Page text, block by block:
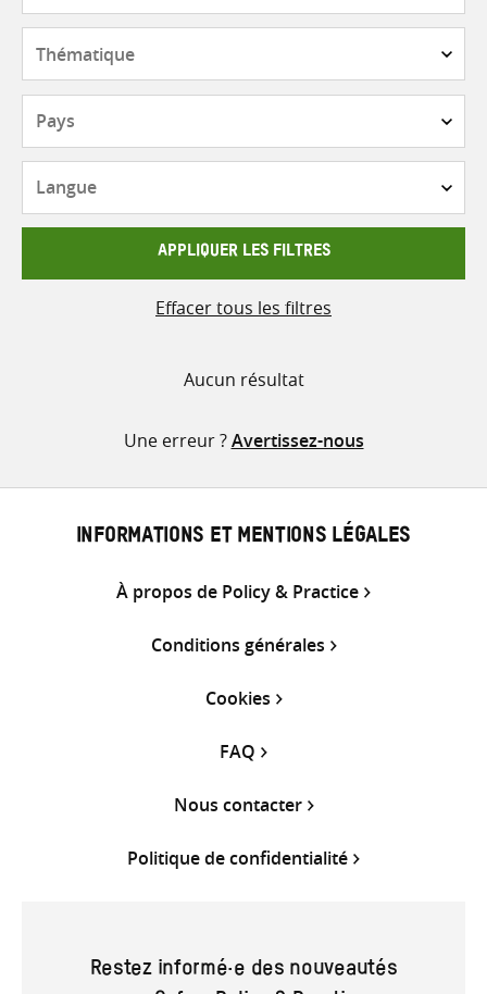
contenu
APPLIQUER LES FILTRES
Effacer tous les filtres
Aucun résultat
Une erreur ?Avertissez-nous
INFORMATIONS ET MENTIONS LÉGALES
À propos de Policy & Practice
Conditions générales
Cookies
FAQ
Nous contacter
Politique de confidentialité
Restez informé·e des nouveautés